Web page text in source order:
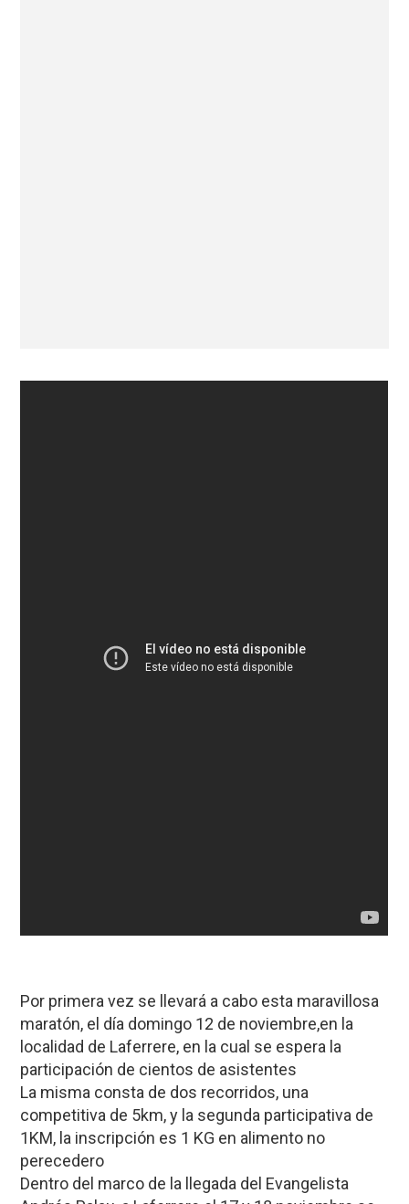
Por primera vez se llevará a cabo esta maravillosa
maratón, el día domingo 12 de noviembre,en la
localidad de Laferrere, en la cual se espera la
participación de cientos de asistentes
La misma consta de dos recorridos, una
competitiva de 5km, y la segunda participativa de
1KM, la inscripción es 1 KG en alimento no
perecedero
Dentro del marco de la llegada del Evangelista